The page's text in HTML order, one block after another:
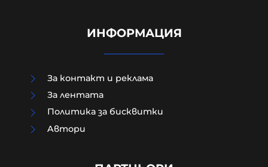
Имало е човек на 37 г. с психика на
ИНФОРМАЦИЯ
За контакт и реклама
За лентата
Политика за бисквитки
Aвтори